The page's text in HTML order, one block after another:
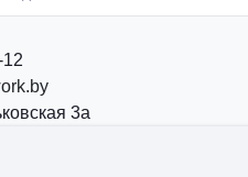
3а